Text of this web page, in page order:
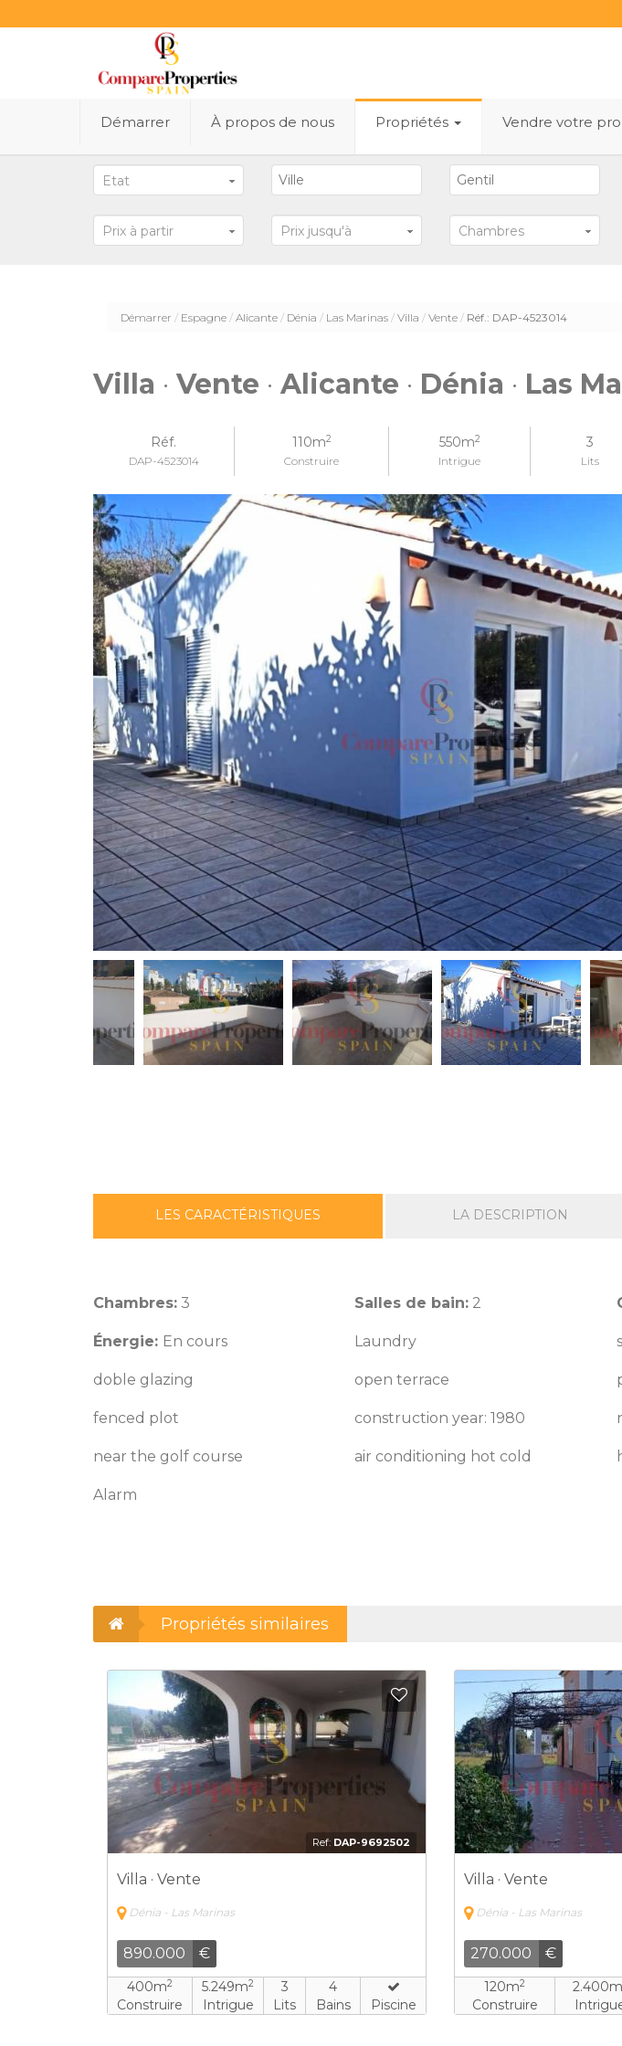
Démarrer À propos de nous Propriétés Vendre votre
Etat
Prix ​​à partir Prix ​​jusqu'à Chambres
Démarrer Espagne Alicante Dénia Las Marinas Villa Vente Réf.: DAP-4523014
Villa · Vente · Alicante · Dénia · Las
Réf.
DAP-4523014
110m2
Construire
550m2
Intrigue
3
Lits
LES CARACTÉRISTIQUES LA DESCRIPTION
Chambres: 3 Salles de bain: 2
Énergie: En cours Laundry
doble glazing open terrace
fenced plot construction year: 1980
near the golf course air conditioning hot cold
Alarm
Propriétés similaires
Ref: DAP-9692502
Villa · Vente
Dénia - Las Marinas
890.000 €
400m2
Construire
5.249m2
Intrigue
3
Lits
4
Bains
Piscine
Ajouter aux Favoris
Villa · Vente
Dénia - Las Marinas
270.000 €
120m2
Construire
2.400m